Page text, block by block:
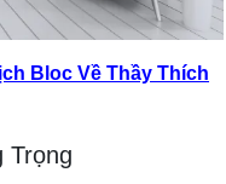
Bloc Về Thầy Thích
Trọng